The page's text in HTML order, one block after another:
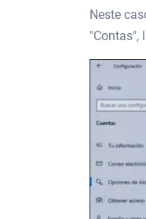
Neste
"Contas",